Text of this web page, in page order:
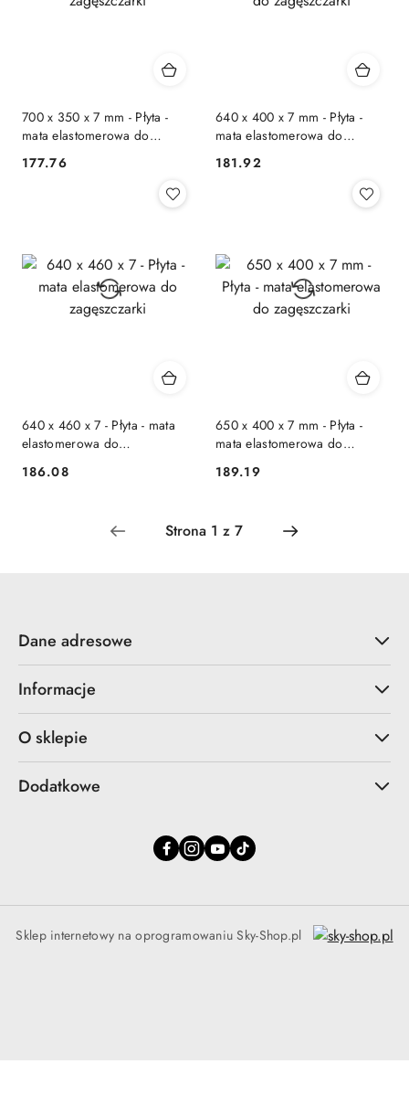
700 x 350 x 7 mm - Płyta -
mata elastomerowa do
Cena:
177.76
640 x 400 x 7 mm - Płyta -
mata elastomerowa do
Cena:
181.92
640 x 460 x 7 - Płyta - mata
elastomerowa do
Cena:
186.08
650 x 400 x 7 mm - Płyta -
mata elastomerowa do
Cena:
189.19
Dane adresowe
Informacje
O sklepie
Dodatkowe
Sklep internetowy na oprogramowaniu Sky-Shop.pl